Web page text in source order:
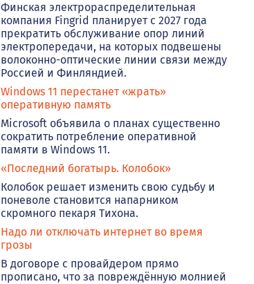
Финская электрораспределительная
компания Fingrid планирует с 2027 года
прекратить обслуживание опор линий
электропередачи, на которых подвешены
волоконно-оптические линии связи между
Россией и Финляндией.
Windows 11 перестанет «жрать»
оперативную память
Microsoft объявила о планах существенно
сократить потребление оперативной
памяти в Windows 11.
«Последний богатырь. Колобок»
Колобок решает изменить свою судьбу и
поневоле становится напарником
скромного пекаря Тихона.
Надо ли отключать интернет во время
грозы
В договоре с провайдером прямо
прописано, что за повреждённую молнией